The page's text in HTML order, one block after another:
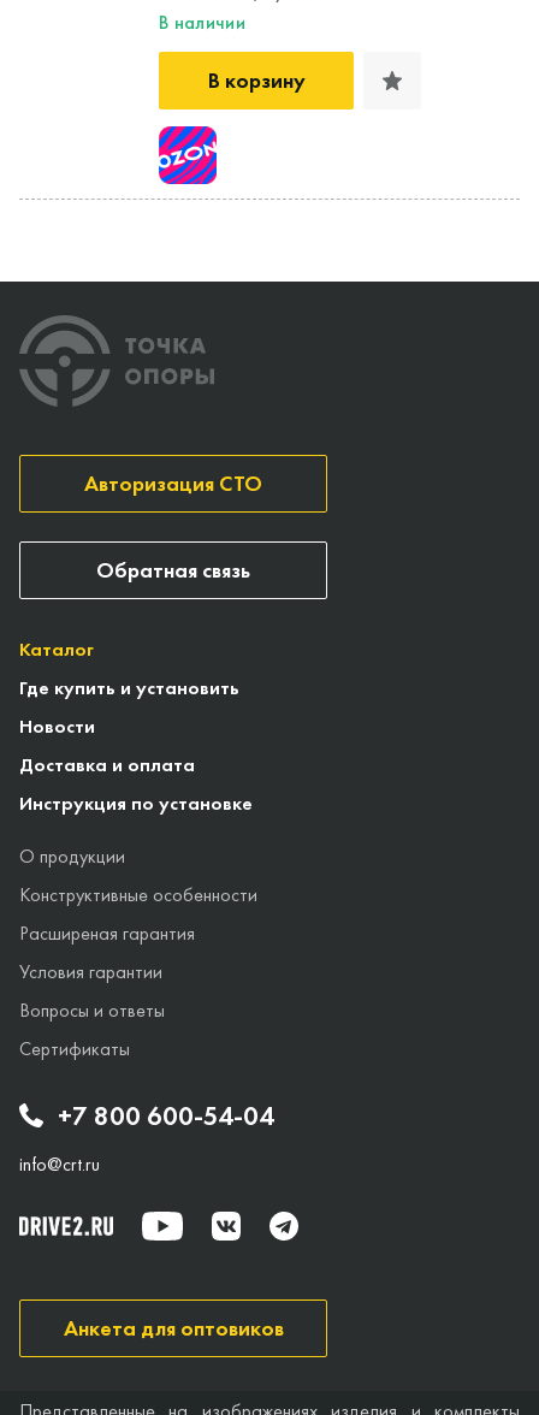
В наличии
В корзину
+7 800 600-54-04
info@crt.ru
Каталог
Где купить и установить
Новости
Доставка и оплата
Инструкция по установке
О продукции
Конструктивные особенности
Расширеная гарантия
Условия гарантии
Вопросы и ответы
Сертификаты
Авторизация СТО
Анкета для оптовиков
Обратная связь